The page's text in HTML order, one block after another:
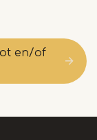
en/of